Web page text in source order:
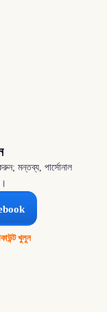
মন্তব্য, পার্সোনাল
খুলুন